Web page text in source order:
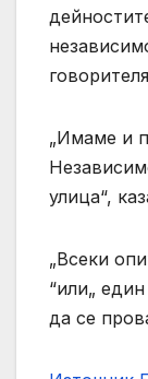
„Имаме и
улица“,
„Всеки
“или„
да се